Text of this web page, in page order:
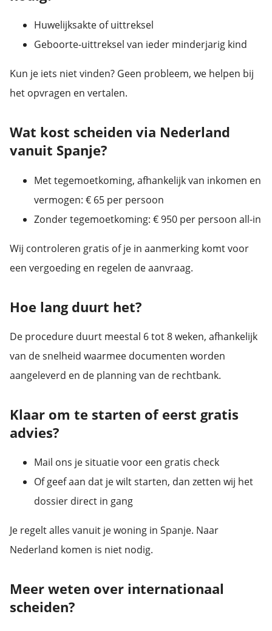
Huwelijksakte of uittreksel
Geboorte-uittreksel van ieder minderjarig kind
Kun je iets niet vinden? Geen probleem, we helpen bij
het opvragen en vertalen.
Wat kost scheiden via Nederland
vanuit Spanje?
Met tegemoetkoming, afhankelijk van inkomen en
vermogen: € 65 per persoon
Zonder tegemoetkoming: € 950 per persoon all-in
Wij controleren gratis of je in aanmerking komt voor
een vergoeding en regelen de aanvraag.
Hoe lang duurt het?
De procedure duurt meestal 6 tot 8 weken, afhankelijk
van de snelheid waarmee documenten worden
aangeleverd en de planning van de rechtbank.
Klaar om te starten of eerst gratis
advies?
Mail ons je situatie voor een gratis check
Of geef aan dat je wilt starten, dan zetten wij het
dossier direct in gang
Je regelt alles vanuit je woning in Spanje. Naar
Nederland komen is niet nodig.
Meer weten over internationaal
scheiden?